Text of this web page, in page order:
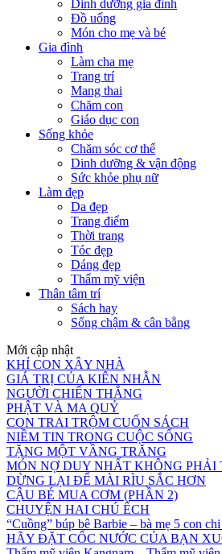
Dinh dưỡng gia đình
Đồ uống
Món cho mẹ và bé
Gia đình
Làm cha mẹ
Trang trí
Mang thai
Chăm con
Giáo dục con
Sống khỏe
Chăm sóc cơ thể
Dinh dưỡng & vận động
Sức khỏe phụ nữ
Làm đẹp
Da đẹp
Trang điểm
Thời trang
Tóc đẹp
Dáng đẹp
Thẩm mỹ viện
Thân tâm trí
Sách hay
Sống chậm & cân bằng
Mới cập nhật
KHỈ CON XÂY NHÀ
GIÁ TRỊ CỦA KIÊN NHẪN
NGƯỜI CHIẾN THẮNG
PHẬT VÀ MA QUỶ
CON TRAI TRỘM CUỐN SÁCH
NIỀM TIN TRONG CUỘC SỐNG
TẶNG MỘT VẦNG TRĂNG
MÓN NỢ DUY NHẤT KHÔNG PHẢI
DỪNG LẠI ĐỂ MÀI RÌU SẮC HƠN
CẬU BÉ MUA CƠM (PHẦN 2)
CHUYỆN HAI CHÚ ẾCH
“Cuồng” búp bê Barbie – bà mẹ 5 con
HÃY ĐẶT CỐC NƯỚC CỦA BẠN